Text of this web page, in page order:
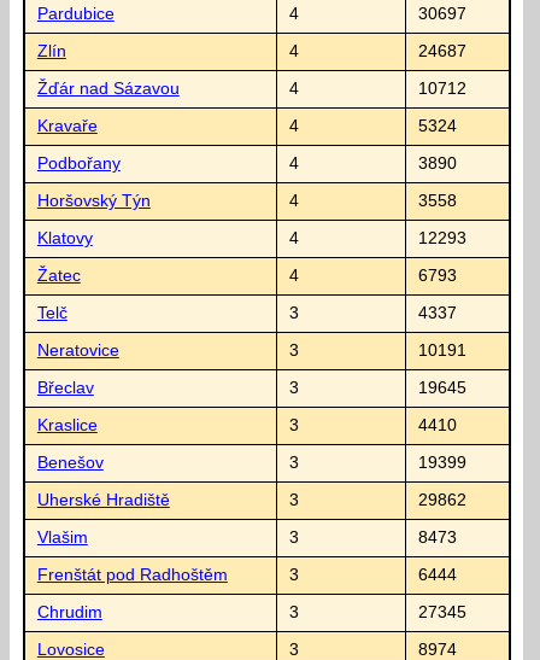
Pardubice 4 30697
Zlín 4 24687
Žďár nad Sázavou 4 10712
Kravaře 4 5324
Podbořany 4 3890
Horšovský Týn 4 3558
Klatovy 4 12293
Žatec 4 6793
Telč 3 4337
Neratovice 3 10191
Břeclav 3 19645
Kraslice 3 4410
Benešov 3 19399
Uherské Hradiště 3 29862
Vlašim 3 8473
Frenštát pod Radhoštěm 3 6444
Chrudim 3 27345
Lovosice 3 8974